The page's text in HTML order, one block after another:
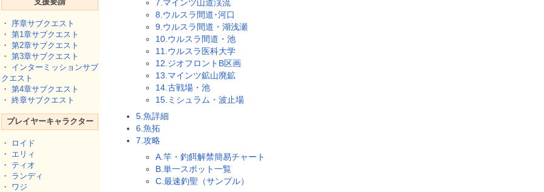
・ 序章サブクエスト
・ 第1章サブクエスト
・ 第2章サブクエスト
・ 第3章サブクエスト
・ インターミッションサブ
クエスト
・ 第4章サブクエスト
・ 終章サブクエスト
プレイヤーキャラクター
・
ロイド
・ エリィ
・ ティオ
・ ランディ
・ ワジ
7.マインツ山道渓流
8.ウルスラ間道･河口
9.ウルスラ間道・湖浅瀬
10.ウルスラ間道・池
11.ウルスラ医科大学
12.ジオフロントB区画
13.マインツ鉱山廃鉱
14.古戦場・池
15.ミシュラム・波止場
5.魚詳細
6.魚拓
7.攻略
A.竿・釣餌解禁簡易チャート
B.単一スポット一覧
C.最速釣聖（サンプル）